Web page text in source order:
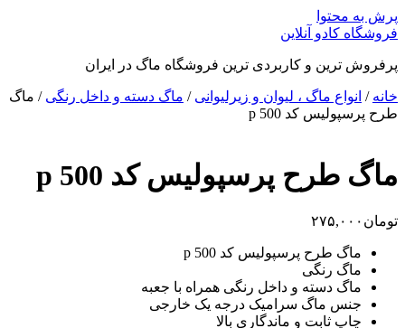
پرش به محتوا
فروشگاه کادو آنلاین
پرفروش ترین و کاربردی ترین فروشگاه ماگ در ایران
خانه / انواع ماگ ، لیوان و زیرلیوانی / ماگ دسته و داخل رنگی / ماگ
طرح پرسپولیس کد p 500
ماگ طرح پرسپولیس کد p 500
تومان ۲۷۵,۰۰۰
ماگ طرح پرسپولیس کد p 500
ماگ رنگی
ماگ دسته و داخل رنگی همراه با جعبه
جنس ماگ سرامیک درجه یک خارجی
چاپ ثابت و ماندگاری بالا